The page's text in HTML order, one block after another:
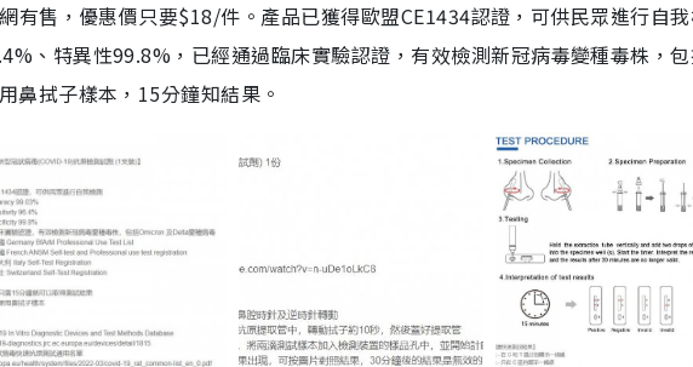
有售，優惠價只要$18/件。產品已獲得歐盟CE1434認證，可供民眾進行自
、特異性99.8%，已經通過臨床實驗認證，有效檢測新冠病毒變種毒株，
拭子樣本，15分鐘知結果。